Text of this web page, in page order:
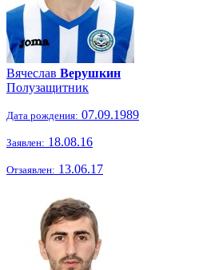
Вячеслав Верушкин
Полузащитник
Дата рождения: 07.09.1989
Заявлен: 18.08.16
Отзаявлен: 13.06.17